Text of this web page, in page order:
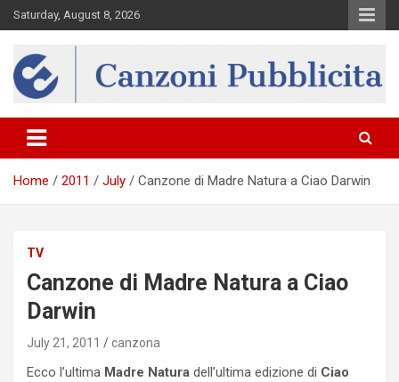
Skip
to
Saturday, August 8, 2026
Canzona
Home 2011 July Canzone di Madre Natura a Ciao Darwin
TV
Canzone di Madre Natura a Ciao
Darwin
July 21, 2011 canzona
Ecco l’ultima Madre Natura dell’ultima edizione di Ciao